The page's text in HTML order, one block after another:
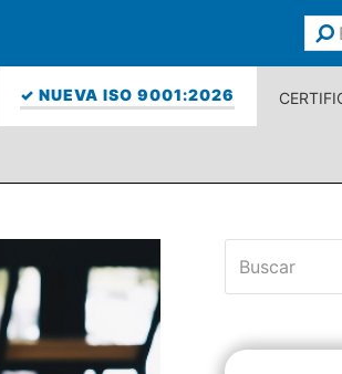
✓ NUEVA ISO 9001:2026